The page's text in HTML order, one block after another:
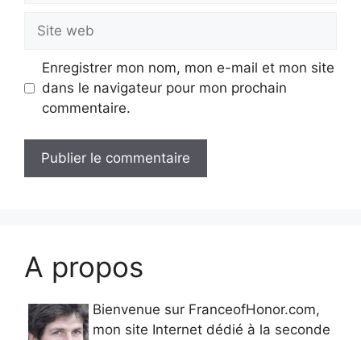
Site
web
Enregistrer mon nom, mon e-mail et mon site
dans le navigateur pour mon prochain
commentaire.
A propos
Bienvenue sur FranceofHonor.com,
mon site Internet dédié à la seconde